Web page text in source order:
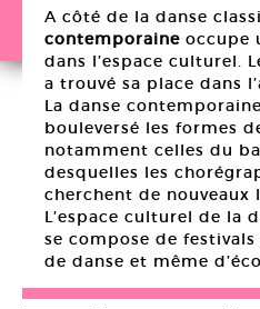
A côté de la danse
contemporaine occupe
dans l’espace culturel.
a trouvé sa place dans
La danse
bouleversé les formes
notamment celles du
desquelles les
cherchent de nouveaux
L’espace culturel de la
se compose de
de danse et même